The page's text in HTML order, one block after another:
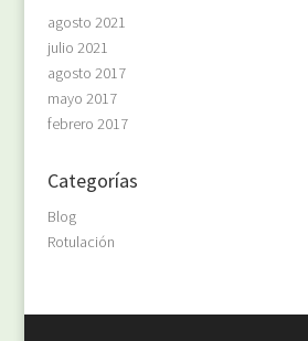
agosto 2021
julio 2021
agosto 2017
mayo 2017
febrero 2017
Categorías
Blog
Rotulación